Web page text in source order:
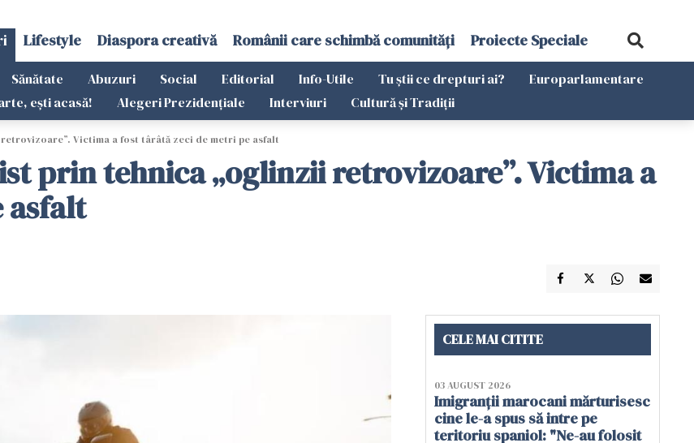
Lifestyle Diaspora creativă Românii care schimbă comunități Proiecte Speciale
Sănătate Abuzuri Social Editorial Info-Utile Tu știi ce drepturi ai?
Europarlamentare
ești acasă! Alegeri Prezidențiale Interviuri Cultură și Tradiții
Victima a fost târâtă zeci de metri pe asfalt
prin tehnica „oglinzii retrovizoare”. Victima a
asfalt
CELE MAI CITITE
03 AUGUST 2026
Imigranții marocani mărturisesc
cine le-a spus să intre pe
teritoriu spaniol: "Ne-au folosit